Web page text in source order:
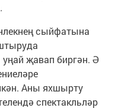
сыйфатына
җавап биргән. Ә
Аны яхшырту
спектакльләр